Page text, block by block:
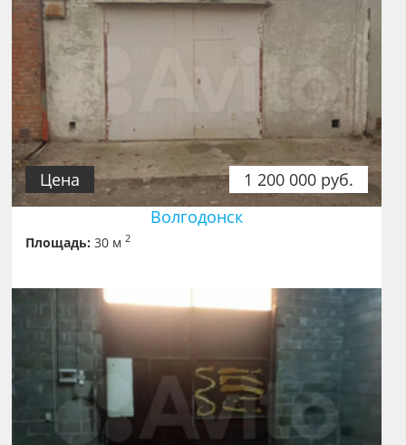
1 200 000 руб.
Цена
Волгодонск
Площадь: 30 м2